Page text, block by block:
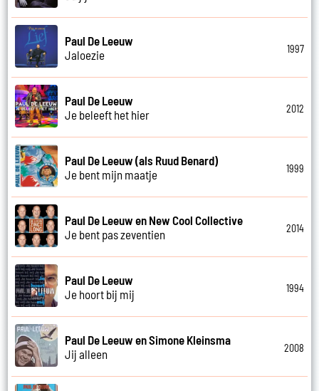
Paul De Leeuw
Jaloezie
1997
Paul De Leeuw
Je beleeft het hier
2012
Paul De Leeuw (als Ruud Benard)
Je bent mijn maatje
1999
Paul De Leeuw en New Cool Collective
Je bent pas zeventien
2014
Paul De Leeuw
Je hoort bij mij
1994
Paul De Leeuw en Simone Kleinsma
Jij alleen
2008